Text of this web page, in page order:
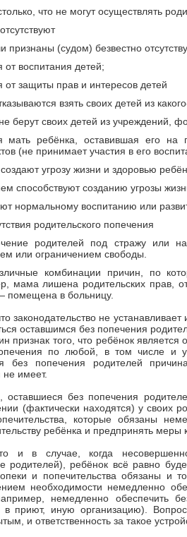
что не могут осуществлять
признаны (судом) безвестно
от воспитания детей;
от защиты прав и интересов детей
взять своих детей из
берут своих детей из учреждений,
мать ребёнка, оставившая его на
(не принимает участия в его
угрозу жизни и здоровью
способствуют созданию угрозы
нормальному воспитанию или
родительского попечения
родителей под стражу или
или ограничением свободы.
комбинации причин, по
мама лишена родительских прав,
помещена в больницу.
законодательство не
оставшимся без попечения
признак того, что ребёнок
по любой, в том числе и
без попечения родителей
не имеет.
оставшиеся без попечения
(фактически находятся) у своих
которые обязаны
ребёнка и предпринять меры к
и в случае, когда
родителей), ребёнок всё равно
и попечительства обязаны и
необходимости немедленно
немедленно обеспечить
в приют, иную организацию).
и ответственность за такое